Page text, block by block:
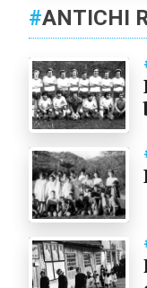
#ANTICHI